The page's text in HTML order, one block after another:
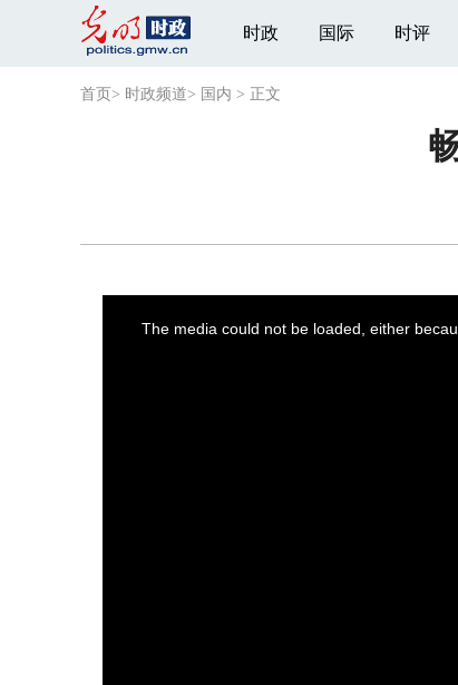
时政 国际 时评
首页 > 时政频道> 国内 > 正文
The media could not be loaded, either